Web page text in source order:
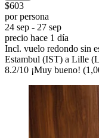
$603
por persona
24 sep - 27 sep
precio hace 1 día
Incl. vuelo redondo sin
Estambul (IST) a Lille
8.2/10 ¡Muy bueno!